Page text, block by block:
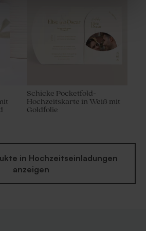
Schicke Pocketfold-
Hochzeitskarte in Weiß mit
Goldfolie
in Hochzeitseinladungen
anzeigen